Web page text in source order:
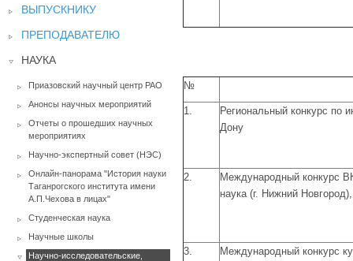
ВЫПУСКНИКУ
ПРЕПОДАВАТЕЛЮ
НАУКА
Приазовский научный центр РАО
Анонсы научных мероприятий
Отчеты о прошедших научных
мероприятиях
Научно-экспертный совет (НЭС)
Онлайн-панорама "История науки
Таганрогского института имени
А.П.Чехова в лицах"
Студенческая наука
Научные школы
Научно-исследовательские,
№
1.
Региональный конкурс по
Дону
2.
Международный конкурс
наука (г. Нижний
3.
Международный конкурс